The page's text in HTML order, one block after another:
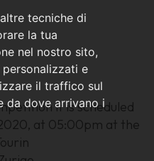
tecniche di
la tua
nel nostro sito,
e
il traffico sul
da dove arrivano i
it is scheduled
at 05:00pm at the